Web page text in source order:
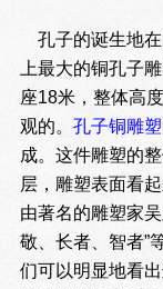
孔子的诞生地在
上最大的铜孔子
座18米，整体高
观的。孔子铜雕塑
成。这件雕塑的
层，雕塑表面看
由著名的雕塑家
敬、长者、智者”
们可以明显地看